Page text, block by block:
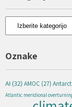
Kategorije
Oznake
AI (32) AMOC (27)
Atlantic meridional